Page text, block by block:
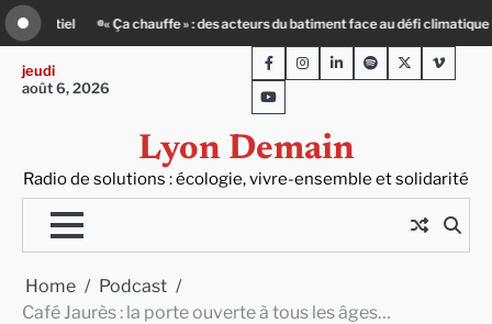
Skip
to
content
face au défi climatique Entourage : un petit-déj contre l’isolement
jeudi
août 6, 2026
Lyon Demain
Radio de solutions : écologie, vivre-ensemble et solidarité
FacebookInstagram
LinkedInSpotifyTwitterViméo
Youtube
Home
Podcast
Café Jaurès : la porte ouverte à tous les âges…